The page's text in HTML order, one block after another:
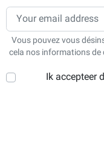
Vous pouvez vous
cela nos informations
Ik accepteer